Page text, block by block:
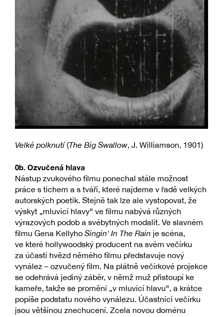
Velké polknutí(The Big Swallow, J. Williamson, 1901)
0b. Ozvučená hlava
Nástup zvukového filmu ponechal stále možnost
práce s tichem a s tváří, které najdeme v řadě velkých
autorských poetik. Stejně tak lze ale vystopovat, že
výskyt „mluvící hlavy“ ve filmu nabývá různých
výrazových podob a svébytných modalit. Ve slavném
filmu Gena Kellyho Singin' In The Rain je scéna,
ve které hollywoodský producent na svém večírku
za účasti hvězd němého filmu představuje nový
vynález – ozvučený film. Na plátně večírkové projekce
se odehrává jediný záběr, v němž muž přistoupí ke
kameře, takže se promění „v mluvící hlavu“, a krátce
popíše podstatu nového vynálezu. Účastníci večírku
jsou většinou znechucení. Zcela novou doménu